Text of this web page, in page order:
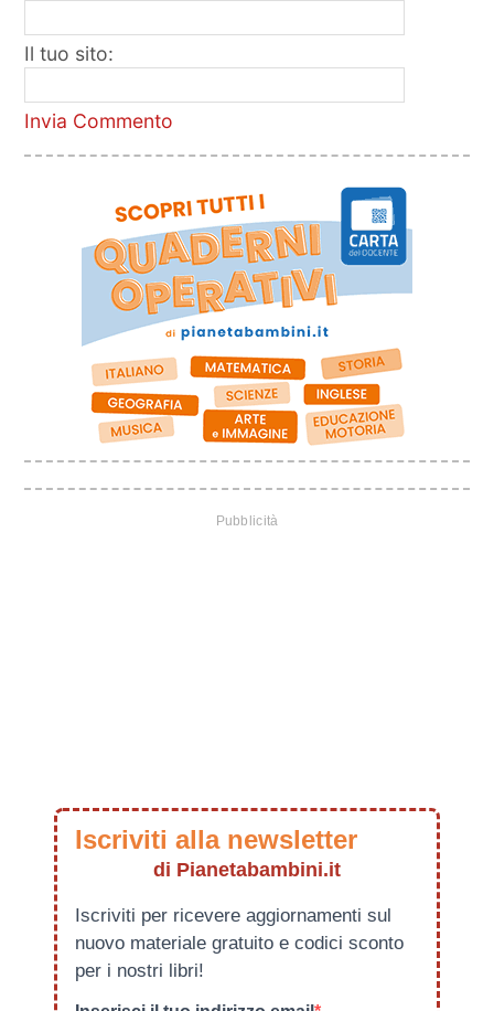
Il tuo sito:
Invia Commento
Iscriviti alla newsletter
di Pianetabambini.it
Iscriviti per ricevere aggiornamenti sul
nuovo materiale gratuito e codici sconto
per i nostri libri!